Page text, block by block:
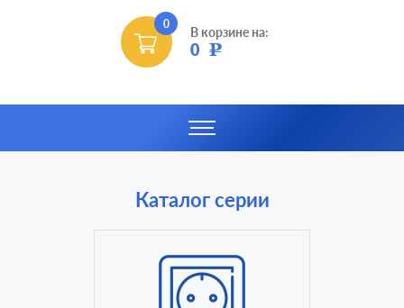
0
В корзине на:
0 Р
Каталог серии